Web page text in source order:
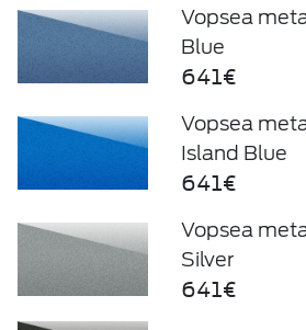
Vopsea
Blue
641€
Vopsea
Island Blue
641€
Vopsea
Silver
641€